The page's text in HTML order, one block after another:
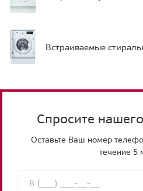
Встраиваемые
Спросите
Оставьте Ваш номер
течение 5